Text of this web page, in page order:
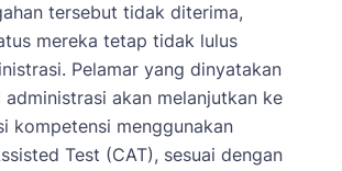
tersebut tidak diterima,
mereka tetap tidak lulus
Pelamar yang dinyatakan
administrasi akan melanjutkan ke
kompetensi menggunakan
Test (CAT), sesuai dengan